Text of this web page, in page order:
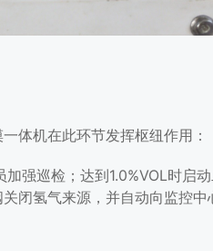
体机在此环节发挥枢纽作用：
强巡检；达到1.0%VOL时启
闭氢气来源，并自动向监控